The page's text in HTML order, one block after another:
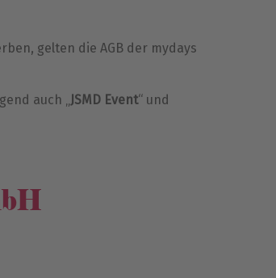
gelten die AGB der mydays
auch „JSMD Event“ und